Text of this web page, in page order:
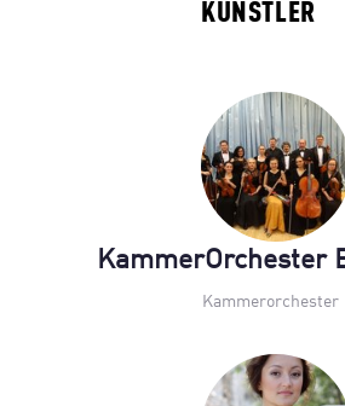
KÜNSTLER
KammerOrchester
Kammerorchester